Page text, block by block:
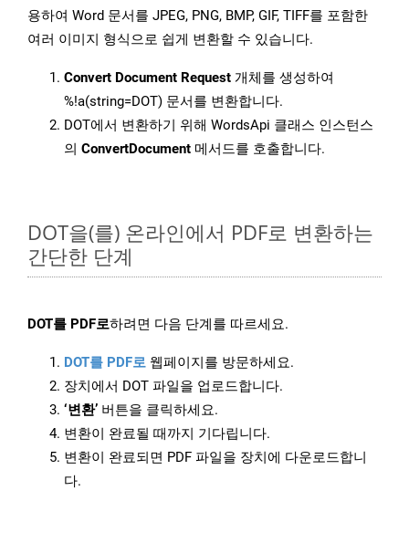
용하여 Word 문서를 JPEG, PNG, BMP, GIF, TIFF를 포함한
여러 이미지 형식으로 쉽게 변환할 수 있습니다.
Convert Document Request 개체를 생성하여
%!a(string=DOT) 문서를 변환합니다.
DOT에서 변환하기 위해 WordsApi 클래스 인스턴스
의 ConvertDocument 메서드를 호출합니다.
DOT을(를) 온라인에서 PDF로 변환하는
간단한 단계
DOT를 PDF로하려면 다음 단계를 따르세요.
DOT를 PDF로 웹페이지를 방문하세요.
장치에서 DOT 파일을 업로드합니다.
‘변환’ 버튼을 클릭하세요.
변환이 완료될 때까지 기다립니다.
변환이 완료되면 PDF 파일을 장치에 다운로드합니
다.